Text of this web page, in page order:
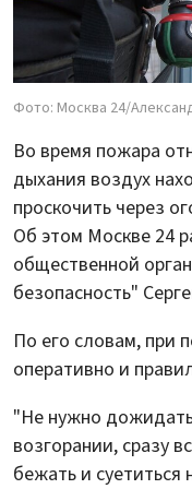
Фото: Москва 24/
Во время пожара
дыхания воздух
проскочить через
Об этом Москве 24
общественной
безопасность"
По его словам, при
оперативно и
"Не нужно
возгорании, сразу
бежать и суетиться